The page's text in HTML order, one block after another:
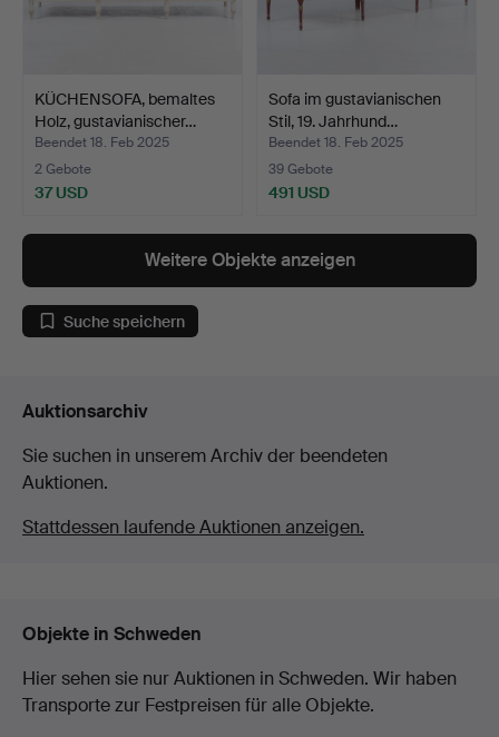
KÜCHENSOFA, bemaltes
Holz, gustavianischer…
Beendet 18. Feb 2025
2 Gebote
37 USD
Sofa im gustavianischen
Stil, 19. Jahrhund…
Beendet 18. Feb 2025
39 Gebote
491 USD
Weitere Objekte anzeigen
Suche speichern
Auktionsarchiv
Sie suchen in unserem Archiv der beendeten
Auktionen.
Stattdessen laufende Auktionen anzeigen.
Objekte in Schweden
Hier sehen sie nur Auktionen in Schweden. Wir haben
Transporte zur Festpreisen für alle Objekte.